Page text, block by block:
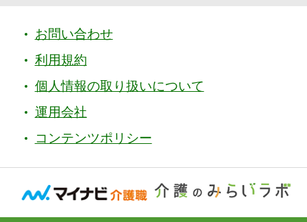
お問い合わせ
利用規約
個人情報の取り扱いについて
運用会社
コンテンツポリシー